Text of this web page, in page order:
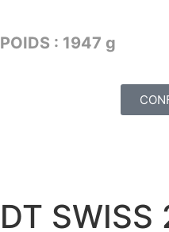
POIDS : 1947 g
DT SWISS